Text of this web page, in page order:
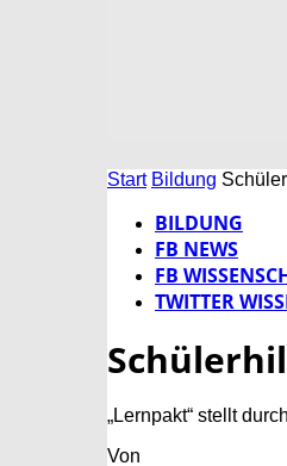
Start Bildung
BILDUNG
FB NEWS
FB
TWITTER
„Lernpakt“ stellt
Von